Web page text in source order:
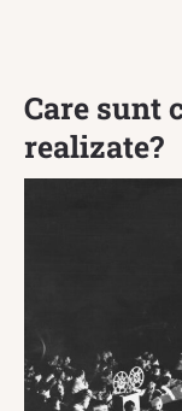
Care sunt
realizate?